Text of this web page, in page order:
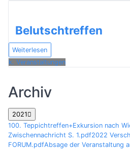
Belutschtreffen
Weiterlesen
k. Veranstaltungen
Archiv
2021
100. Teppichtreffen+Exkursion nach
Zwischennachricht S. 1.pdf2022
FORUM.pdfAbsage der Veranstaltung